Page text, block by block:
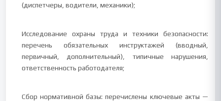
(диспетчеры, водители, механики);
Исследование охраны труда и техники безопасности:
перечень обязательных инструктажей (вводный,
первичный, дополнительный), типичные нарушения,
ответственность работодателя;
Сбор нормативной базы: перечислены ключевые акты —